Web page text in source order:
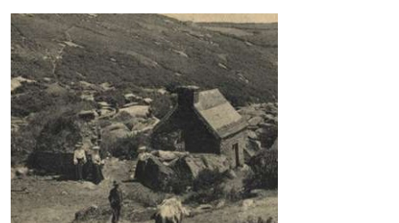
media_galerie_de_photo
Image